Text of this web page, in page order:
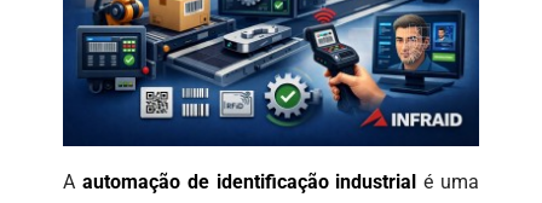
Aautomação de identificação industrial é uma